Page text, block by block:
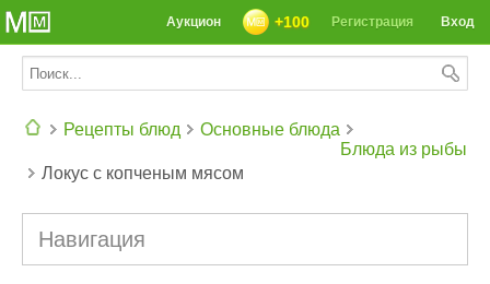
СЕГОДНЯ: 39142 РЕЦЕПТА
Вход
Регистрация
+100
Аукцион
Рецепты блюд
Основные блюда
Блюда из рыбы
Локус с копченым мясом
Навигация